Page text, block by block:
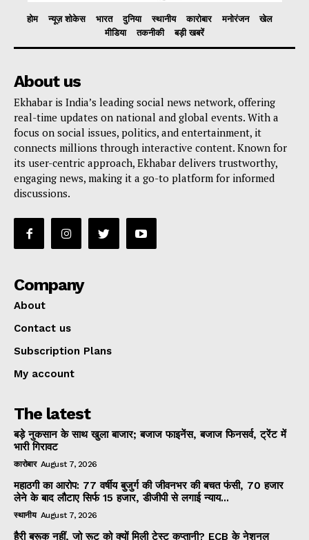
होम न्यूज़ शोकेस भारत दुनिया स्थानीय कारोबार मनोरंजन
खेल
मीडिया
तकनीकी बड़ी खबरें
About us
Ekhabar is India’s leading social news network, offering
real-time updates on national and global events. With a
focus on social issues, politics, and entertainment, it
connects millions through interactive content. Known for
its user-centric approach, Ekhabar delivers trustworthy,
engaging news, making it a go-to platform for informed
discussions.
Company
About
Contact us
Subscription Plans
My account
The latest
बड़े नुकसान के साथ खुला बाजार; बजाज फाइनेंस, बजाज फिनसर्व, ट्रेंट में
भारी गिरावट
कारोबार August 7, 2026
महाठगी का आरोप: 77 वर्षीय बुजुर्ग की जीवनभर की बचत फंसी, 70 हजार
लेने के बाद लौटाए सिर्फ 15 हजार, डीजीपी से लगाई न्याय...
स्थानीय August 7, 2026
हैरी ब्रूक नहीं, जो रूट को क्यों मिली टेस्ट कप्तानी? ECB के नेशनल